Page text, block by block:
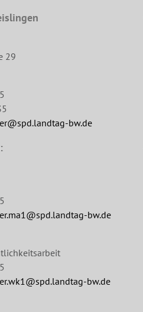
29
bw.de
bw.de
bw.de